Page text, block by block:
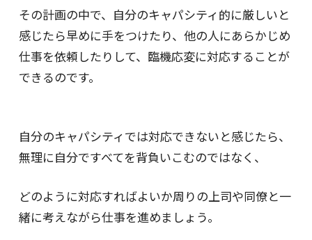
その計画の中で、自分のキャパシティ的に厳しいと
感じたら早めに手をつけたり、他の人にあらかじめ
仕事を依頼したりして、臨機応変に対応することが
できるのです。
自分のキャパシティでは対応できないと感じたら、
無理に自分ですべてを背負いこむのではなく、
どのように対応すればよいか周りの上司や同僚と一
緒に考えながら仕事を進めましょう。